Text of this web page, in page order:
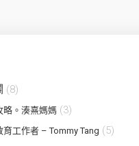
(8)
略。湊熹媽媽 (3)
育工作者 – Tommy Tang (5)